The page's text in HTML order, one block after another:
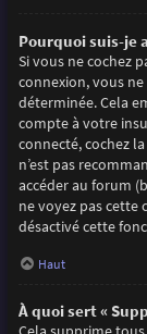
Pourquoi suis-je
Si vous ne cochez
connexion, vous
déterminée. Cela
compte à votre
connecté, cochez la
n’est pas
accéder au forum
ne voyez pas cette
désactivé cette
Haut
À quoi sert «